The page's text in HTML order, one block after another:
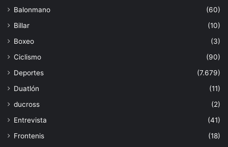
Balonmano
(60)
Billar
(10)
Boxeo
(3)
Ciclismo
(90)
Deportes
(7.679)
Duatlón
(11)
ducross
(2)
Entrevista
(41)
Frontenis
(18)